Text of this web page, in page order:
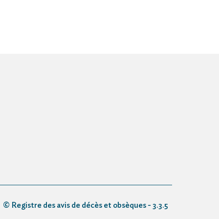
© Registre des avis de décès et obsèques - 3.3.5